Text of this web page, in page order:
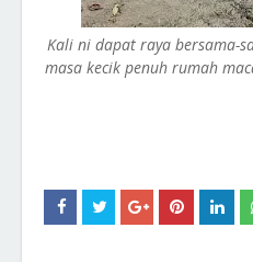
Kali ni dapat raya bersama-
masa kecik penuh rumah